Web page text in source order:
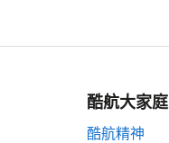
酷航大家庭
酷航精神